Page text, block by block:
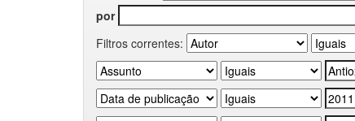
por
Filtros correntes: